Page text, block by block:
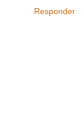
Responder